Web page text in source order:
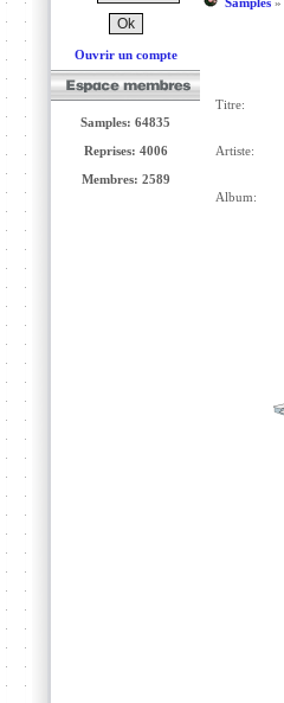
Ouvrir un compte
Samples: 64835
Reprises: 4006
Membres: 2589
Titre:
Artiste:
Album: